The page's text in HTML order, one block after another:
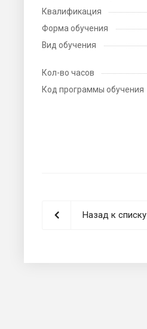
Квалификация
Форма обучения
Вид обучения
Кол-во часов
Код программы обучения
Назад к списку